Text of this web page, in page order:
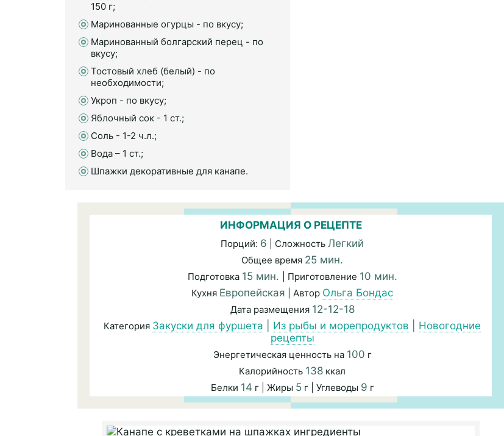
150 г;
Маринованные огурцы - по вкусу;
Маринованный болгарский перец - по
вкусу;
Тостовый хлеб (белый) - по
необходимости;
Укроп - по вкусу;
Яблочный сок - 1 ст.;
Соль - 1-2 ч.л.;
Вода – 1 ст.;
Шпажки декоративные для канапе.
ИНФОРМАЦИЯ О РЕЦЕПТЕ
Порций: 6 | Сложность Легкий
Общее время 25 мин.
Подготовка 15 мин. | Приготовление 10 мин.
Кухня Европейская | Автор Ольга Бондас
Дата размещения 12-12-18
Категория Закуски для фуршета Из рыбы и морепродуктов
Новогодние
рецепты
Энергетическая ценность на 100 г
Калорийность 138 ккал
Белки 14 г | Жиры 5г | Углеводы 9 г